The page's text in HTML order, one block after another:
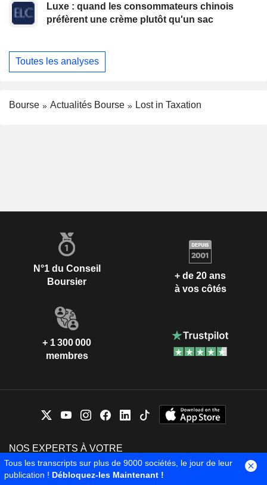
Luxe : quand les consommateurs chinois
préfèrent une crème plutôt qu'un sac
Toutes les analyses
Bourse Actualités Bourse Lost in Taxation
N°1 du Conseil
Boursier
+ de 20 ans
à vos côtés
+ 1 300 000
membres
NOS EXPERTS À VOTRE
ÉCOUTE
Lundi - Vendredi 9h-12h / 14h-
Contactez-nous
Tous les transcripts sur plus de 9000 sociétés, le jour de leur
publication ! Débloquez-les Maintenant !